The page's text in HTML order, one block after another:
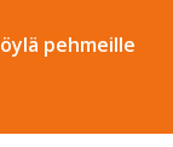
pehmeille